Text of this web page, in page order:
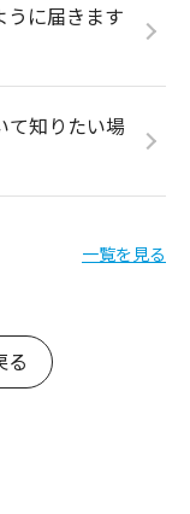
うに届きます
て知りたい場
一覧を見る
る